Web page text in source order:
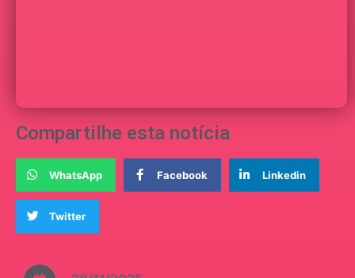
Compartilhe esta notícia
WhatsApp Facebook Linkedin
Twitter